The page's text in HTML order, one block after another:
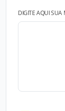
DIGITE AQUI SUA